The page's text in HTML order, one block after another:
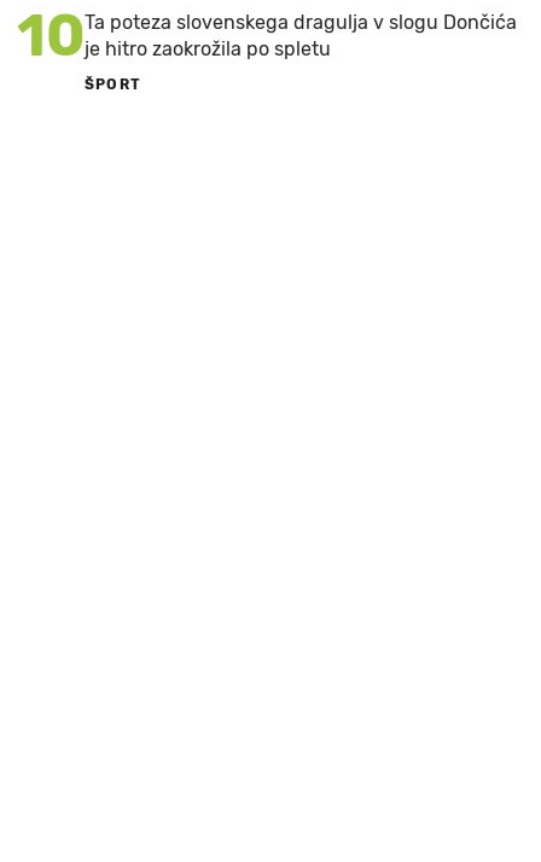
10Ta poteza slovenskega dragulja v slogu Dončića
je hitro zaokrožila po spletu
ŠPORT